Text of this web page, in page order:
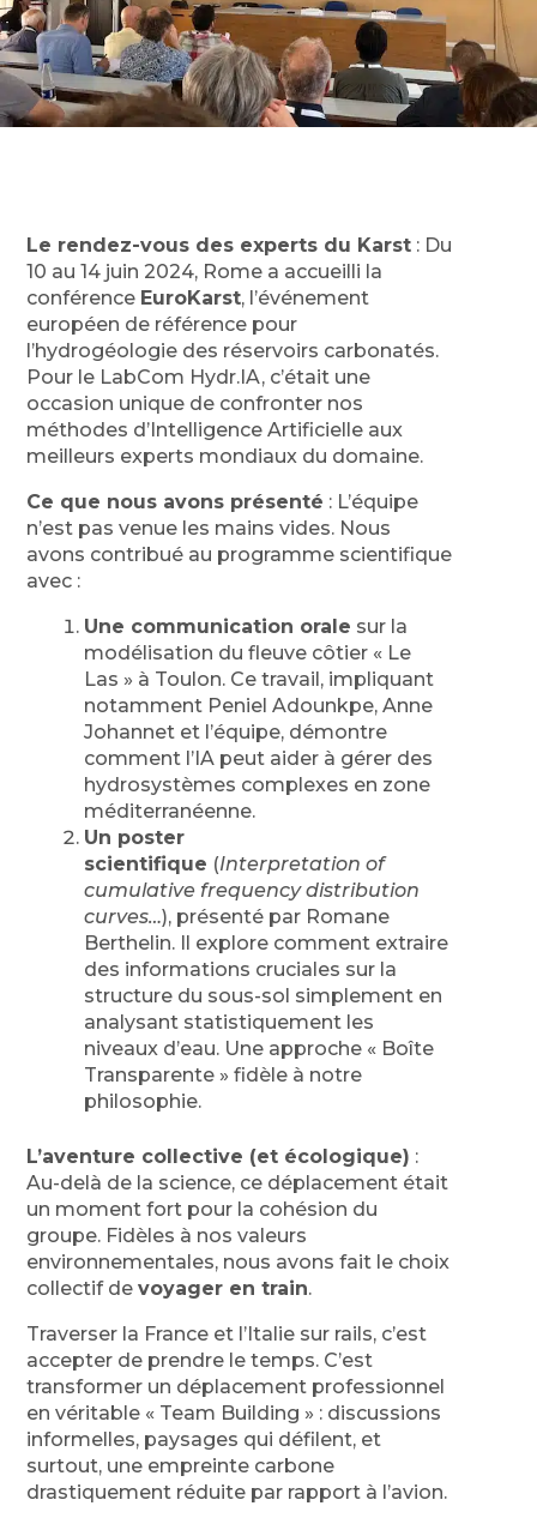
Le rendez-vous des experts du Karst : Du
10 au 14 juin 2024, Rome a accueilli la
conférence EuroKarst, l’événement
européen de référence pour
l’hydrogéologie des réservoirs carbonatés.
Pour le LabCom Hydr.IA, c’était une
occasion unique de confronter nos
méthodes d’Intelligence Artificielle aux
meilleurs experts mondiaux du domaine.
Ce que nous avons présenté : L’équipe
n’est pas venue les mains vides. Nous
avons contribué au programme scientifique
avec :
Une communication orale sur la
modélisation du fleuve côtier « Le
Las » à Toulon. Ce travail, impliquant
notamment Peniel Adounkpe, Anne
Johannet et l’équipe, démontre
comment l’IA peut aider à gérer des
hydrosystèmes complexes en zone
méditerranéenne.
Un poster
scientifique (Interpretation of
cumulative frequency distribution
curves…), présenté par Romane
Berthelin. Il explore comment extraire
des informations cruciales sur la
structure du sous-sol simplement en
analysant statistiquement les
niveaux d’eau. Une approche « Boîte
Transparente » fidèle à notre
philosophie.
L’aventure collective (et écologique) :
Au-delà de la science, ce déplacement était
un moment fort pour la cohésion du
groupe. Fidèles à nos valeurs
environnementales, nous avons fait le choix
collectif devoyager en train.
Traverser la France et l’Italie sur rails, c’est
accepter de prendre le temps. C’est
transformer un déplacement professionnel
en véritable « Team Building » : discussions
informelles, paysages qui défilent, et
surtout, une empreinte carbone
drastiquement réduite par rapport à l’avion.